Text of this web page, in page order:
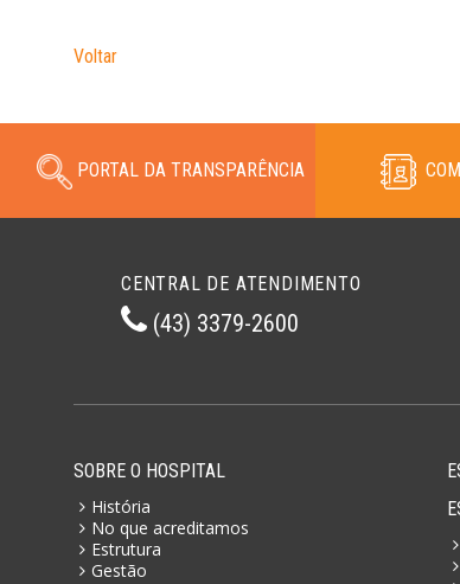
Voltar
PORTAL DA TRANSPARÊNCIA
CENTRAL DE ATENDIMENTO
(43) 3379-2600
SOBRE O HOSPITAL
História
No que acreditamos
Estrutura
Gestão